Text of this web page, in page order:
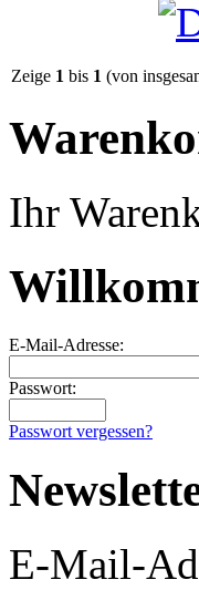
Zeige 1 bis 1 (von
Ihr
E-Mail-Adresse:
Passwort:
Passwort vergessen?
E-Mail-